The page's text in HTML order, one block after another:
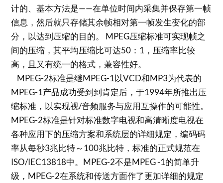
计的、基本方法是——在单位时间内采集并保存第一帧
信息，然后就只存储其余帧相对第一帧发生变化的部
分，以达到压缩的目的。 MPEG压缩标准可实现帧之
间的压缩，其平均压缩比可达50：1，压缩率比较
高，且又有统一的格式，兼容性好。
MPEG-2标准是继MPEG-1以VCD和MP3为代表的
MPEG-1产品成功受到到肯定后，于1994年所推出压
缩标准，以实现视/音频服务与应用互操作的可能性。
MPEG-2标准是针对标准数字电视和高清晰度电视在
各种应用下的压缩方案和系统层的详细规定，编码码
率从每秒3兆比特～100兆比特，标准的正式规范在
ISO/IEC13818中。MPEG-2不是MPEG -1的简单升
级，MPEG-2在系统和传送方面作了更加详细的规定